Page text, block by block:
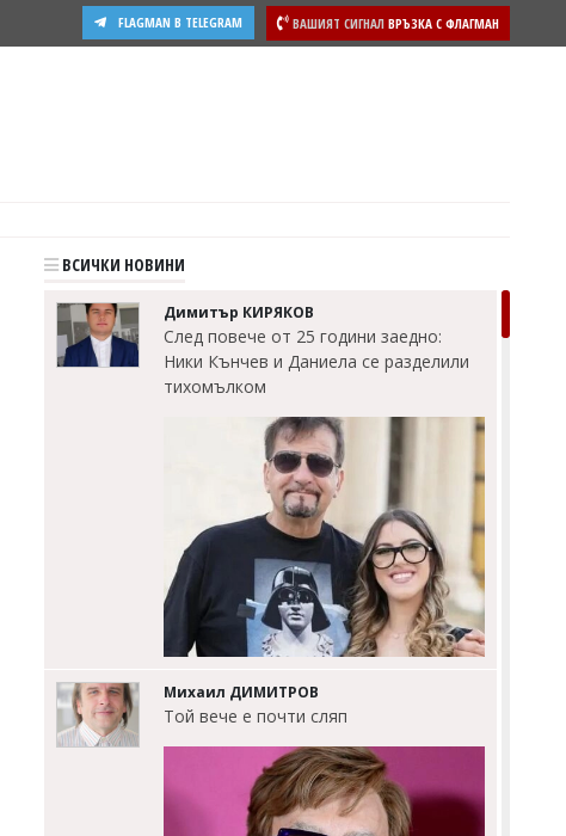
ВАШИЯТ СИГНАЛ ВРЪЗКА С ФЛАГМАН
FLAGMAN В TELEGRAM
ВСИЧКИ НОВИНИ
Димитър КИРЯКОВ
След повече от 25 години заедно:
Ники Кънчев и Даниела се разделили
тихомълком
Михаил ДИМИТРОВ
Той вече е почти сляп